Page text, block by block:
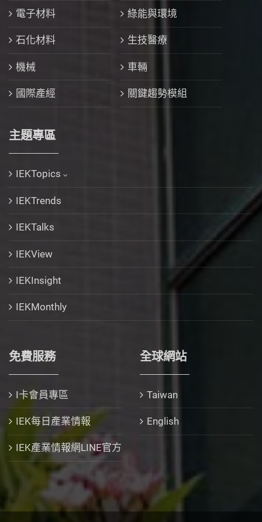
電子材料 綠能與環境
石化材料 生技醫療
機械 車輛
國際產經 關鍵趨勢模組
主題專區
IEKTopics
IEKTrends
IEKTalks
IEKView
IEKInsight
IEKMonthly
免費服務
I卡會員專區
IEK每日產業情報
IEK產業情報網LINE官方
全球網站
Taiwan
English